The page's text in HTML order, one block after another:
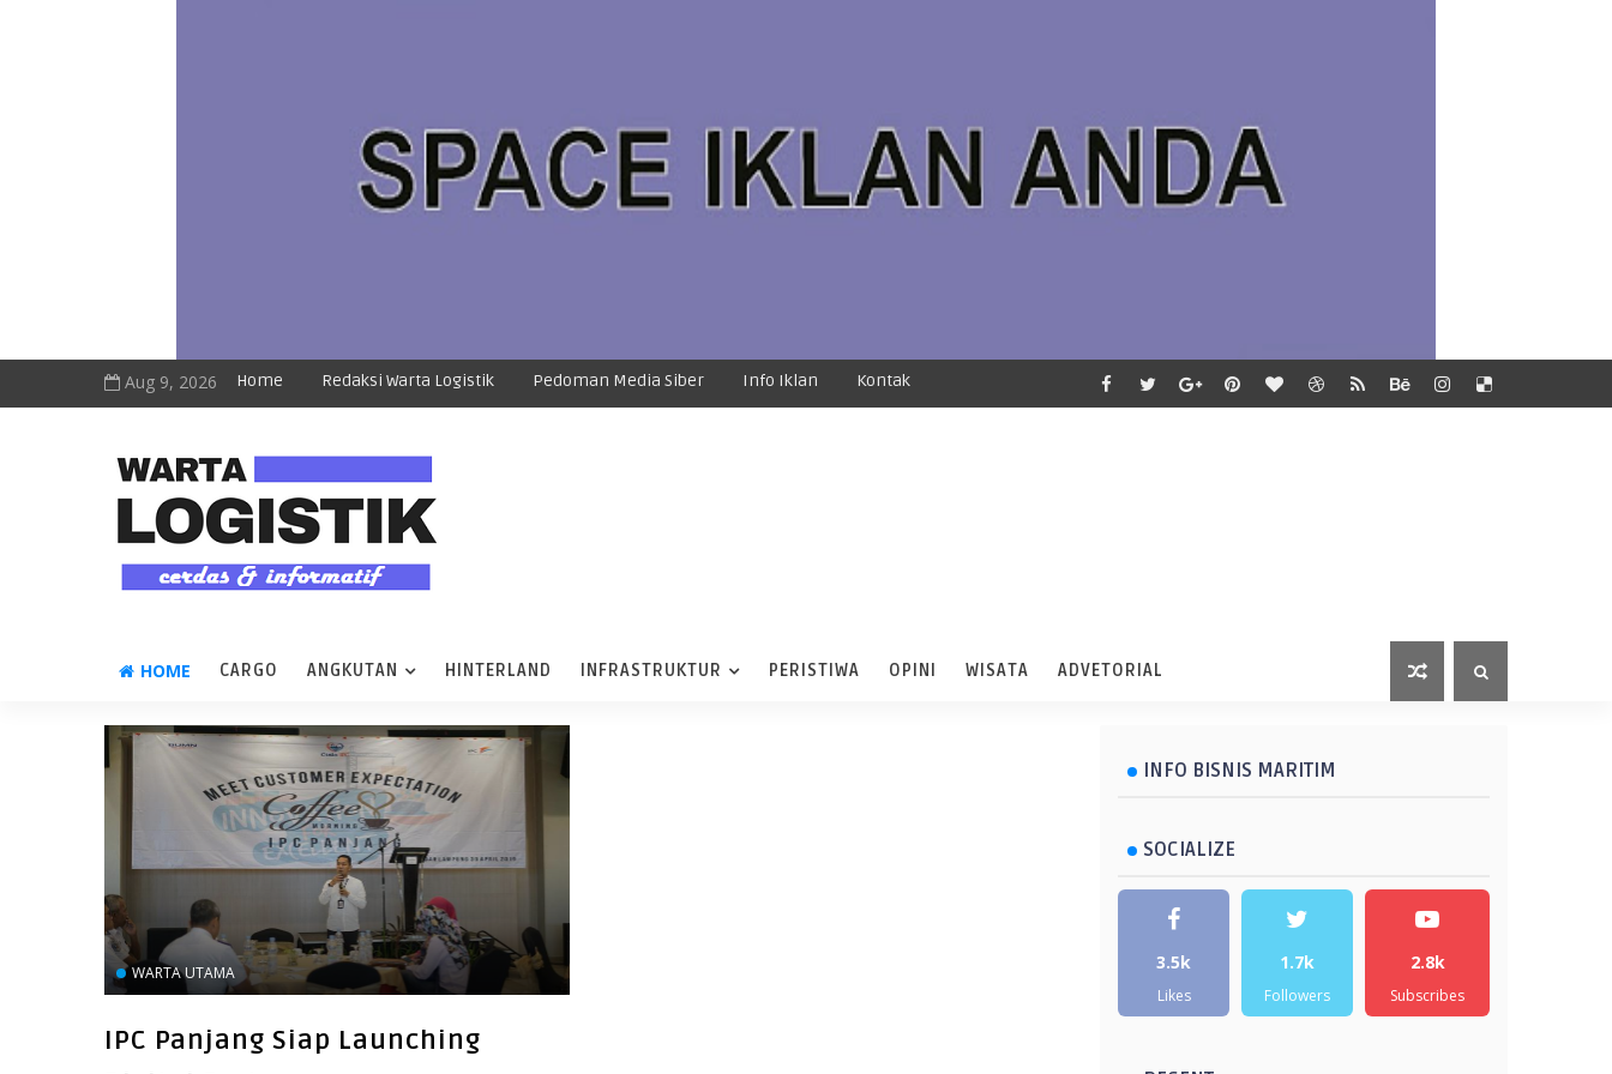
Aug 9, 2026 Home Redaksi Warta Logistik Pedoman Media Siber Info Iklan Kontak
HOME CARGO ANGKUTAN HINTERLAND INFRASTRUKTUR PERISTIWA OPINI WISATA ADVETORIAL
WARTA UTAMA
IPC Panjang Siap Launching
INFO BISNIS MARITIM
SOCIALIZE
3.5k
Likes
1.7k
Followers
2.8k
Subscribes